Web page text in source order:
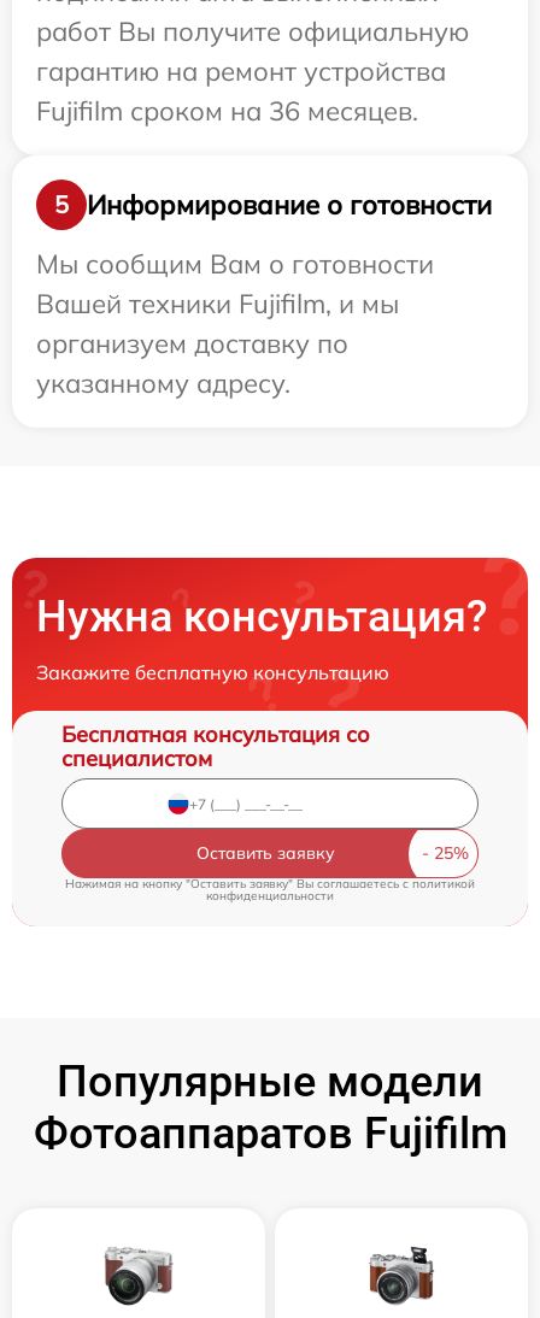
работ Вы получите официальную
гарантию на ремонт устройства
Fujifilm сроком на 36 месяцев.
5
Информирование о готовности
Мы сообщим Вам о готовности
Вашей техники Fujifilm, и мы
организуем доставку по
указанному адресу.
Нужна консультация?
Закажите бесплатную консультацию
Бесплатная консультация со
специалистом
Оставить заявку
Нажимая на кнопку "Оставить заявку" Вы соглашаетесь c политикой
конфиденциальности
Популярные модели
Фотоаппаратов Fujifilm